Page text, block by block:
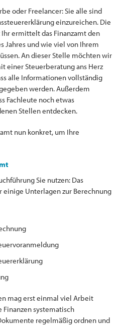
oder Freelancer: Sie alle sind
einzureichen. Die
Ihr ermittelt das Finanzamt den
Jahres und wie viel von Ihrem
An dieser Stelle möchten wir
einer Steuerberatung ans Herz
alle Informationen vollständig
werden. Außerdem
Fachleute noch etwas
Stellen entdecken.
nun konkret, um Ihre
Sie nutzen: Das
einige Unterlagen zur Berechnung
mag erst einmal viel Arbeit
Finanzen systematisch
regelmäßig ordnen und